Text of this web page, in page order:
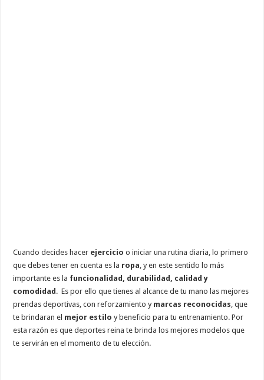
Cuando decides hacer ejercicio o iniciar una rutina diaria, lo primero
que debes tener en cuenta es la ropa , y en este sentido lo más
importante es la funcionalidad, durabilidad, calidad y
comodidad . Es por ello que tienes al alcance de tu mano las mejores
prendas deportivas, con reforzamiento y marcas reconocidas , que
te brindaran el mejor estilo y beneficio para tu entrenamiento. Por
esta razón es que deportes reina te brinda los mejores modelos que
te servirán en el momento de tu elección.